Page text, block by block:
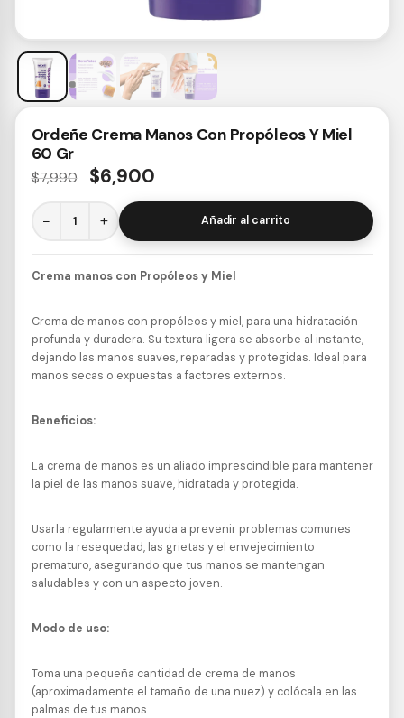
Ordeñe Crema Manos Con Propóleos Y Miel
60 Gr
$7,990 $6,900
− + Añadir al carrito
Crema manos con Propóleos y Miel
Crema de manos con propóleos y miel, para una hidratación
profunda y duradera. Su textura ligera se absorbe al instante,
dejando las manos suaves, reparadas y protegidas. Ideal para
manos secas o expuestas a factores externos.
Beneficios:
La crema de manos es un aliado imprescindible para mantener
la piel de las manos suave, hidratada y protegida.
Usarla regularmente ayuda a prevenir problemas comunes
como la resequedad, las grietas y el envejecimiento
prematuro, asegurando que tus manos se mantengan
saludables y con un aspecto joven.
Modo de uso:
Toma una pequeña cantidad de crema de manos
(aproximadamente el tamaño de una nuez) y colócala en las
palmas de tus manos.